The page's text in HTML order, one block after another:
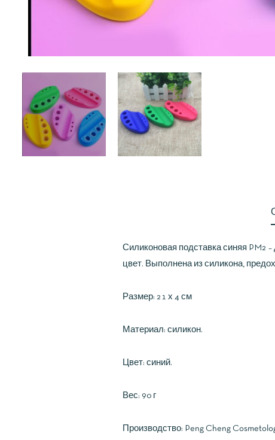
Силиконовая подставка синяя PM2
цвет. Выполнена из силикона,
Размер: 21 х 4 см
Материал: силикон.
Цвет: синий.
Вес: 90 г
Производство: Peng Cheng